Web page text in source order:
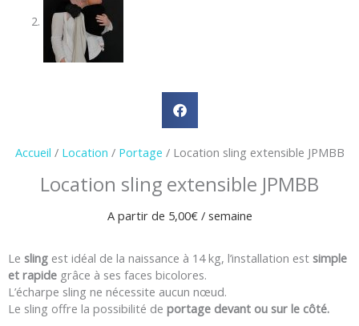
Accueil / Location / Portage / Location sling extensible JPMBB
Location sling extensible JPMBB
A partir de 5,00€ / semaine
Le sling est idéal de la naissance à 14 kg, l’installation est simple
et rapide grâce à ses faces bicolores.
L’écharpe sling ne nécessite aucun nœud.
Le sling offre la possibilité de portage devant ou sur le côté.